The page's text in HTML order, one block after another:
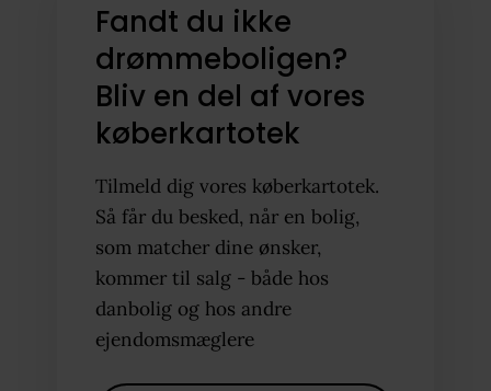
Fandt du ikke
drømmeboligen?
Bliv en del af vores
køberkartotek
Tilmeld dig vores køberkartotek.
Så får du besked, når en bolig,
som matcher dine ønsker,
kommer til salg - både hos
danbolig og hos andre
ejendomsmæglere